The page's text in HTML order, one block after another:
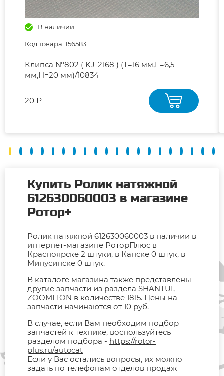
В наличии
Код товара: 156583
Клипса №802 ( KJ-2168 ) (T=16 мм,F=6,5
мм,H=20 мм)/10834
20 ₽
Купить Ролик натяжной
612630060003 в магазине
Ротор+
Ролик натяжной 612630060003 в наличии в
интернет-магазине РоторПлюс в
Красноярске 2 штуки, в Канске 0 штук, в
Минусинске 0 штук.
В каталоге магазина также представлены
другие запчасти из раздела SHANTUI,
ZOOMLION в количестве 1815. Цены на
запчасти начинаются от 10 руб.
В случае, если Вам необходим подбор
запчастей к технике, воспользуйтесь
разделом подбора - https://rotor-
plus.ru/autocat
Если у Вас остались вопросы, их можно
задать по телефонам отделов продаж